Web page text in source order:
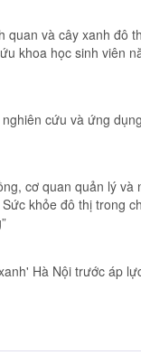
quan và cây xanh đô
khoa học sinh viên
cứu và ứng
cơ quan quản lý và
khỏe đô thị trong
Hà Nội trước áp